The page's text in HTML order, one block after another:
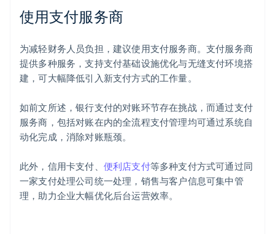
使用支付服务商
为减轻财务人员负担，建议使用支付服务商。支付服务商
提供多种服务，支持支付基础设施优化与无缝支付环境搭
建，可大幅降低引入新支付方式的工作量。
如前文所述，银行支付的对账环节存在挑战，而通过支付
服务商，包括对账在内的全流程支付管理均可通过系统自
动化完成，消除对账瓶颈。
此外，信用卡支付、 便利店支付等多种支付方式可通过同
一家支付处理公司统一处理，销售与客户信息可集中管
理，助力企业大幅优化后台运营效率。